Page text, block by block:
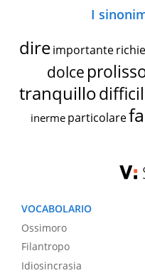
I
dire importante
dolce
tranquillo
inerme particolare
VOCABOLARIO
Ossimoro
Filantropo
Idiosincrasia